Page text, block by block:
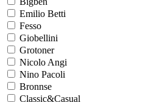
Emilio Betti
Fesso
Giobellini
Grotoner
Nicolo Angi
Nino Pacoli
Bronnse
Classic&Casual